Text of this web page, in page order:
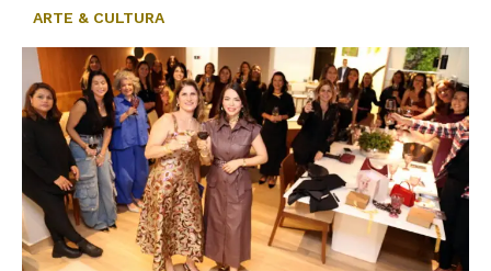
ARTE & CULTURA